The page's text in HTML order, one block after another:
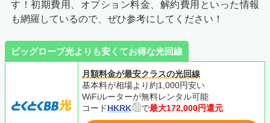
す！初期費用、オプション料金、解約費用といった情報
も網羅しているので、ぜひ参考にしてください！
ビッグローブ光よりも安くてお得な光回線
月額料金が最安クラスの光回線
基本料が相場より約1,000円安い
WiFiルーターが無料レンタル可能
コードHKRK で最大172,000円還元